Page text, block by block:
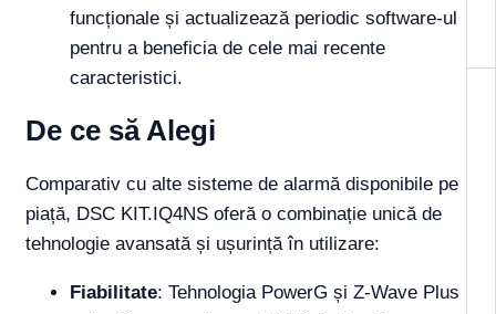
funcționale și actualizează periodic software-ul
pentru a beneficia de cele mai recente
caracteristici.
De ce să Alegi
Comparativ cu alte sisteme de alarmă disponibile pe
piață, DSC KIT.IQ4NS oferă o combinație unică de
tehnologie avansată și ușurință în utilizare:
Fiabilitate: Tehnologia PowerG și Z-Wave Plus